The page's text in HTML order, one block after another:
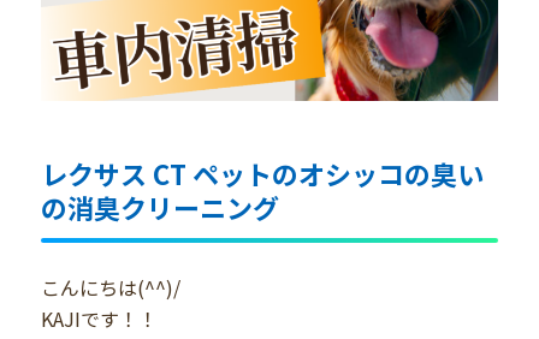
レクサス CT ペットのオシッコの臭い
の消臭クリーニング
こんにちは(^^)/
KAJIです！！